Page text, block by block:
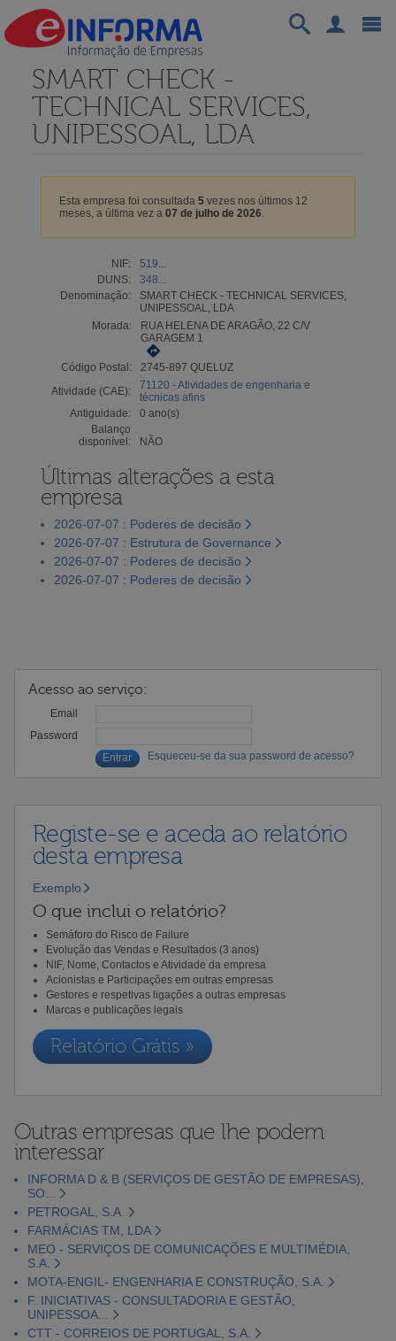
SMART CHECK -
TECHNICAL SERVICES,
UNIPESSOAL, LDA
Esta empresa foi consultada 5vezes nos últimos 12
meses, a última vez a 07 de julho de 2026.
NIF:
519...
DUNS:
348...
Denominação:
SMART CHECK - TECHNICAL SERVICES,
UNIPESSOAL, LDA
Morada:
RUA HELENA DE ARAGÃO, 22 C/V
GARAGEM 1
Código Postal:
2745-897 QUELUZ
Atividade (CAE):
71120 - Atividades de engenharia e
técnicas afins
Antiguidade:
0 ano(s)
Balanço
disponível:
NÃO
Últimas alterações a esta
empresa
2026-07-07 : Poderes de decisão
2026-07-07 : Estrutura de Governance
2026-07-07 : Poderes de decisão
2026-07-07 : Poderes de decisão
Acesso ao serviço:
Email
Password
Esqueceu-se da sua password de acesso?
Registe-se e aceda ao relatório
desta empresa
Exemplo
O que inclui o relatório?
Semáforo do Risco de Failure
Evolução das Vendas e Resultados (3 anos)
NIF, Nome, Contactos e Atividade da empresa
Acionistas e Participações em outras empresas
Gestores e respetivas ligações a outras empresas
Marcas e publicações legais
Relatório Grátis »
Outras empresas que lhe podem
interessar
INFORMA D & B (SERVIÇOS DE GESTÃO DE EMPRESAS),
SO...
PETROGAL, S.A.
FARMÁCIAS TM, LDA
MEO - SERVIÇOS DE COMUNICAÇÕES E MULTIMÉDIA,
S.A.
MOTA-ENGIL- ENGENHARIA E CONSTRUÇÃO, S.A.
F. INICIATIVAS - CONSULTADORIA E GESTÃO,
UNIPESSOA...
CTT - CORREIOS DE PORTUGAL, S.A.